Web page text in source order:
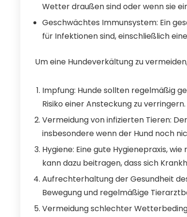
Wetter draußen sind oder wenn sie
Geschwächtes Immunsystem: Ein
für Infektionen sind, einschließlich
Um eine Hundeverkältung zu
Impfung: Hunde sollten regelmäßig
Risiko einer Ansteckung zu verringern.
Vermeidung von infizierten Tieren:
insbesondere wenn der Hund noch
Hygiene: Eine gute Hygienepraxis,
kann dazu beitragen, dass sich
Aufrechterhaltung der Gesundheit
Bewegung und regelmäßige
Vermeidung schlechter